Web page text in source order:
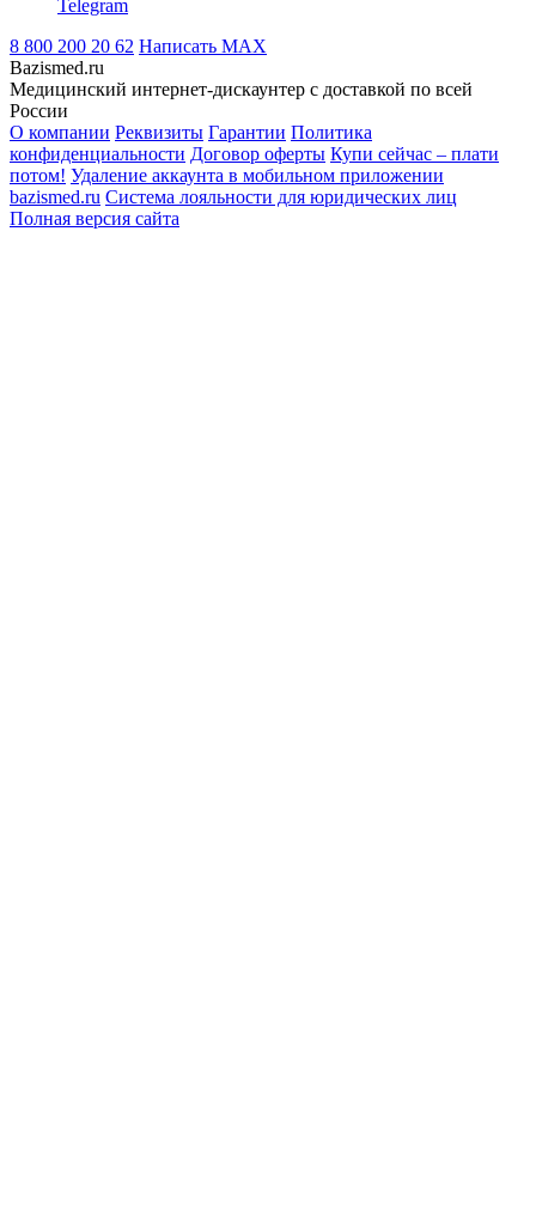
Telegram
8 800 200 20 62 Написать MAX
Bazismed.ru
Медицинский интернет-дискаунтер с доставкой по всей
России
О компании Реквизиты Гарантии Политика
конфиденциальности Договор оферты Купи сейчас – плати
потом! Удаление аккаунта в мобильном приложении
bazismed.ru Система лояльности для юридических лиц
Полная версия сайта